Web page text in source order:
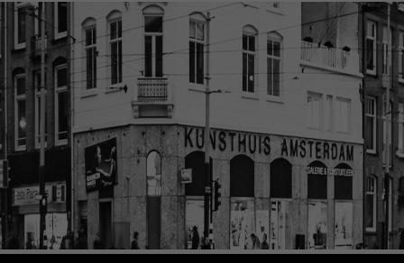
Nieuwstraat 35
2312 KA Leiden
+31(0)71 – 52 84 480
info@kunsthuisleiden.nl
Lees meer